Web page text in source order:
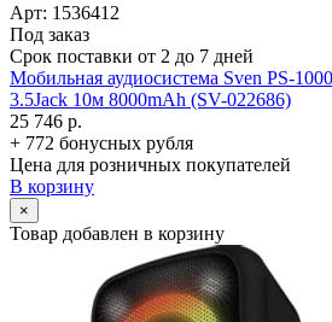
Арт: 1536412
Под заказ
Срок поставки от 2 до 7 дней
Мобильная аудиосистема Sven PS-
3.5Jack 10м 8000mAh (SV-022686)
25 746 р.
+ 772 бонусных рубля
Цена для розничных покупателей
В корзину
×
Товар добавлен в корзину